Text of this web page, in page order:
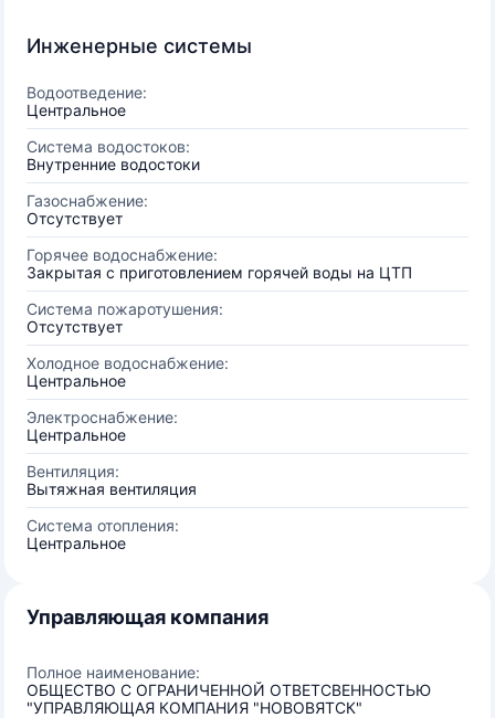
Инженерные системы
Водоотведение:
Центральное
Система водостоков:
Внутренние водостоки
Газоснабжение:
Отсутствует
Горячее водоснабжение:
Закрытая с приготовлением горячей воды на ЦТП
Система пожаротушения:
Отсутствует
Холодное водоснабжение:
Центральное
Электроснабжение:
Центральное
Вентиляция:
Вытяжная вентиляция
Система отопления:
Центральное
Управляющая компания
Полное наименование:
ОБЩЕСТВО С ОГРАНИЧЕННОЙ ОТВЕТСВЕННОСТЬЮ
"УПРАВЛЯЮЩАЯ КОМПАНИЯ "НОВОВЯТСК"